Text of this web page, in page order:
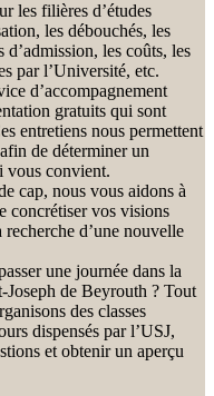
les filières d’études
les débouchés, les
les coûts, les
par l’Université, etc.
d’accompagnement
gratuits qui sont
entretiens nous permettent
de déterminer un
vous convient.
cap, nous vous aidons à
concrétiser vos visions
recherche d’une nouvelle
une journée dans la
Joseph de Beyrouth ? Tout
des classes
dispensés par l’USJ,
et obtenir un aperçu